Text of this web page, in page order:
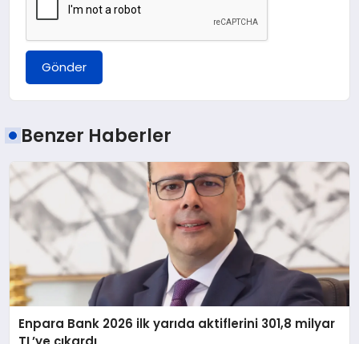
Gönder
Benzer Haberler
Enpara Bank 2026 ilk yarıda aktiflerini 301,8 milyar